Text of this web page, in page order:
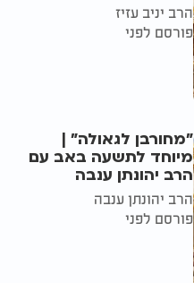
הרב יניב עזיז
פורסם לפני
"מחורבן לגאולה" |
מיוחד לתשעה באב עם
הרב יהונתן ענבה
הרב יהונתן ענבה
פורסם לפני